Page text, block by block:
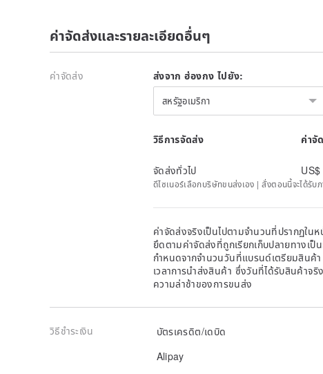
ค่าจัดส่งและรายละเอียดอื่นๆ
ค่าจัดส่ง ส่งจาก ฮ่องกง ไปยัง:
สหรัฐอเมริกา
วิธีการจัดส่ง ค่าจั
จัดส่งทั่วไป
US$
ดีไซเนอร์เลือกบริษัทขนส่งเอง | สั่งตอนนี้จะได้รับ
ค่าจัดส่งจริงเป็นไปตามจำนวนที่ปรากฏใน
ยึดตามค่าจัดส่งที่ถูกเรียกเก็บปลายทางเป็
กำหนดจากจำนวนวันที่แบรนด์เตรียมสินค้
เวลาการนำส่งสินค้า ซึ่งวันที่ได้รับสินค้าจ
ความล่าช้าของการขนส่ง
วิธีชำระเงิน
บัตรเครดิต/เดบิด
Alipay